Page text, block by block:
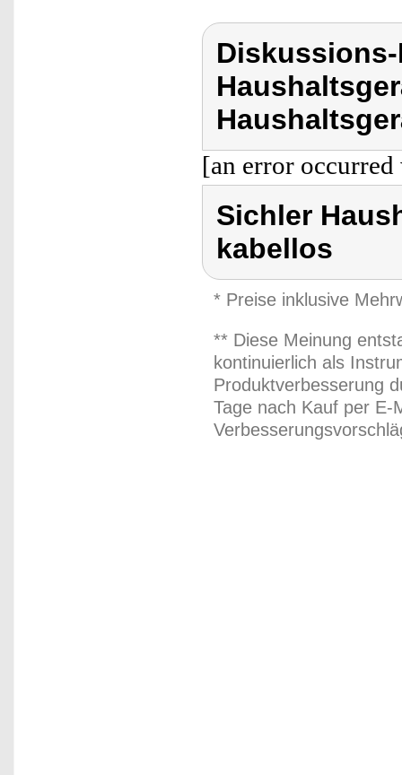
[an error
Sichler
kabellos
* Preise inklusive
** Diese Meinung
kontinuierlich als
Produktverbesserung
Tage nach Kauf per E-